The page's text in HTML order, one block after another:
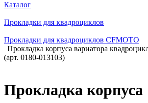
Каталог
Прокладки для квадроциклов
Прокладки для квадроциклов СFMOTO
Прокладка корпуса вариатора
(арт. 0180-013103)
Прокладка корпуса